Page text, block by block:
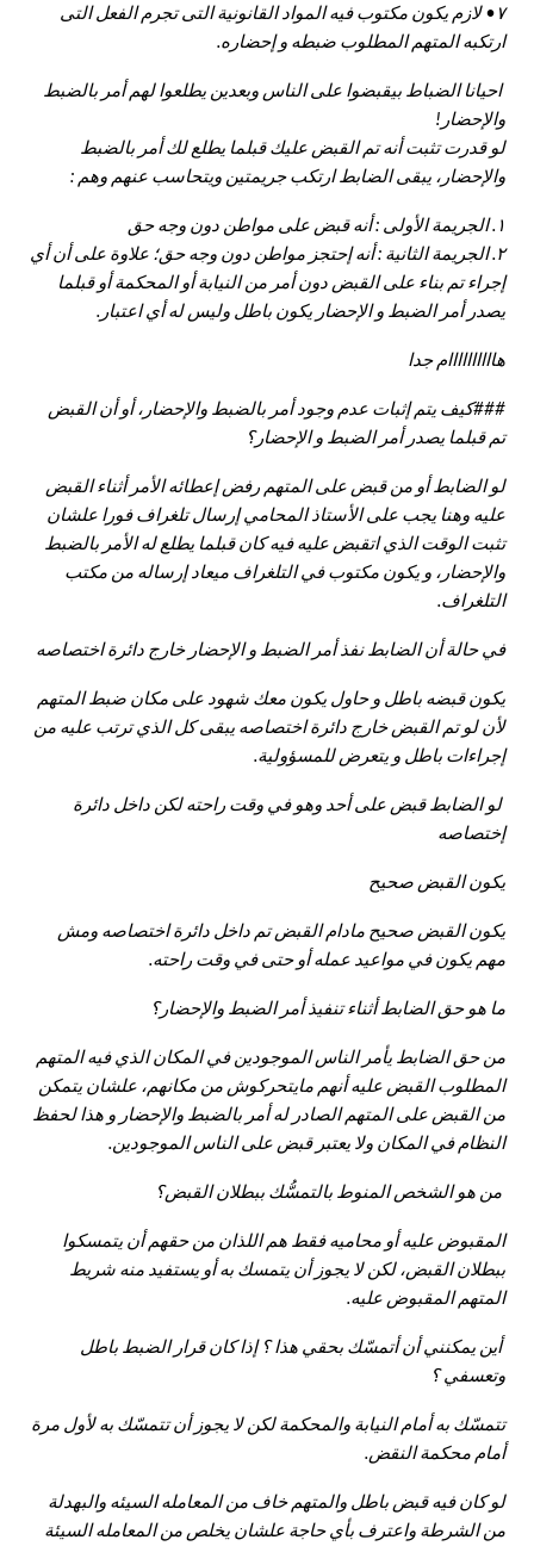
٧• لازم يكون مكتوب فيه المواد القانونية التى تجرم الفعل التى
ارتكبه المتهم المطلوب ضبطه و إحضاره.
احيانا الضباط بيقبضوا على الناس وبعدين يطلعوا لهم أمر بالضبط
والإحضار!
لو قدرت تثبت أنه تم القبض عليك قبلما يطلع لك أمر بالضبط
والإحضار، يبقى الضابط ارتكب جريمتين ويتحاسب عنهم وهم :
١. الجريمة الأولى : أنه قبض على مواطن دون وجه حق
٢. الجريمة الثانية : أنه إحتجز مواطن دون وجه حق؛ علاوة على أن أي
إجراء تم بناء على القبض دون أمر من النيابة أو المحكمة أو قبلما
يصدر أمر الضبط و الإحضار يكون باطل وليس له أي اعتبار.
هاااااااااام جدا
##
#كيف يتم إثبات عدم وجود أمر بالضبط والإحضار، أو أن القبض
تم قبلما يصدر أمر الضبط و الإحضار؟
لو الضابط أو من قبض على المتهم رفض إعطائه الأمر أثناء القبض
عليه وهنا يجب على الأستاذ المحامي إرسال تلغراف فورا علشان
تثبت الوقت الذي اتقبض عليه فيه كان قبلما يطلع له الأمر بالضبط
والإحضار، و يكون مكتوب في التلغراف ميعاد إرساله من مكتب
التلغراف.
في حالة أن الضابط نفذ أمر الضبط و الإحضار خارج دائرة اختصاصه
يكون قبضه باطل و حاول يكون معك شهود على مكان ضبط المتهم
لأن لو تم القبض خارج دائرة اختصاصه يبقى كل الذي ترتب عليه من
إجراءات باطل و يتعرض للمسؤولية.
لو الضابط قبض على أحد وهو في وقت راحته لكن داخل دائرة
إختصاصه
يكون القبض صحيح
يكون القبض صحيح مادام القبض تم داخل دائرة اختصاصه ومش
مهم يكون في مواعيد عمله أو حتى في وقت راحته.
ما هو حق الضابط أثناء تنفيذ أمر الضبط والإحضار؟
من حق الضابط يأمر الناس الموجودين في المكان الذي فيه المتهم
المطلوب القبض عليه أنهم مايتحركوش من مكانهم، علشان يتمكن
من القبض على المتهم الصادر له أمر بالضبط والإحضار و هذا لحفظ
النظام في المكان ولا يعتبر قبض على الناس الموجودين.
من هو الشخص المنوط بالتمسُّك ببطلان القبض؟
المقبوض عليه أو محاميه فقط هم اللذان من حقهم أن يتمسكوا
ببطلان القبض، لكن لا يجوز أن يتمسك به أو يستفيد منه شريط
المتهم المقبوض عليه.
أين يمكنني أن أتمسّك بحقي هذا ؟ إذا كان قرار الضبط باطل
وتعسفي ؟
تتمسّك به أمام النيابة والمحكمة لكن لا يجوز أن تتمسّك به لأول مرة
أمام محكمة النقض.
لو كان فيه قبض باطل والمتهم خاف من المعامله السيئه والبهدلة
من الشرطة واعترف بأي حاجة علشان يخلص من المعامله السيئة